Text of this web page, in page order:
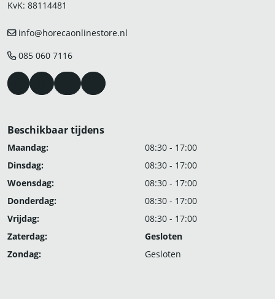
KvK: 88114481
info@horecaonlinestore.nl
085 060 7116
Beschikbaar tijdens
Maandag:
08:30 - 17:00
Dinsdag:
08:30 - 17:00
Woensdag:
08:30 - 17:00
Donderdag:
08:30 - 17:00
Vrijdag:
08:30 - 17:00
Zaterdag:
Gesloten
Zondag:
Gesloten